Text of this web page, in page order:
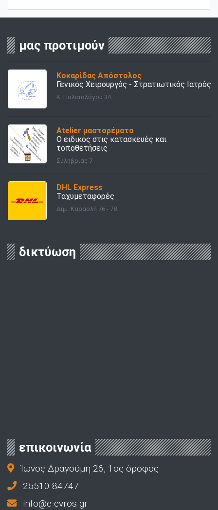
μας προτιμούν
Κοκαρίδας Απόστολος
Γενικός Χειρουργός - Στρατιωτικός Ιατρός
Κ. Παλαιολόγου 34
Atelier μαστορέματα
Ο ειδικός στις κατασκευές και
τοποθετήσεις
Συληβρίας 7
DHL Express
Ταχυμεταφορές
Δημ. Καραολή 76 - 78
δικτύωση
επικοινωνία
Ίωνος Δραγούμη 26, 1ος όροφος
25510 84747
info@e-evros.gr